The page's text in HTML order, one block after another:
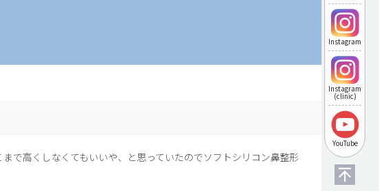
Instagram
Instagram
(clinic)
YouTube
で高くしなくてもいいや、と思っていたのでソフトシリコン鼻整形